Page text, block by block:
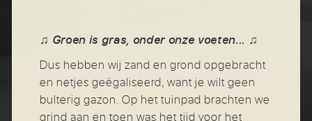
♫ Groen is gras, onder onze voeten... ♫
Dus hebben wij zand en grond opgebracht
en netjes geëgaliseerd, want je wilt geen
bulterig gazon. Op het tuinpad brachten we
grind aan en toen was het tijd voor het